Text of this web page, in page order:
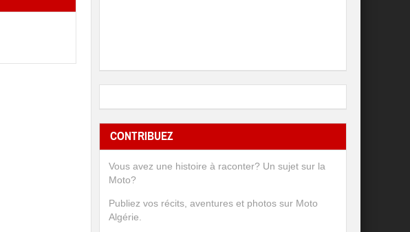
CONTRIBUEZ
Vous avez une histoire à raconter? Un sujet sur la
Moto?
Publiez vos récits, aventures et photos sur Moto
Algérie.